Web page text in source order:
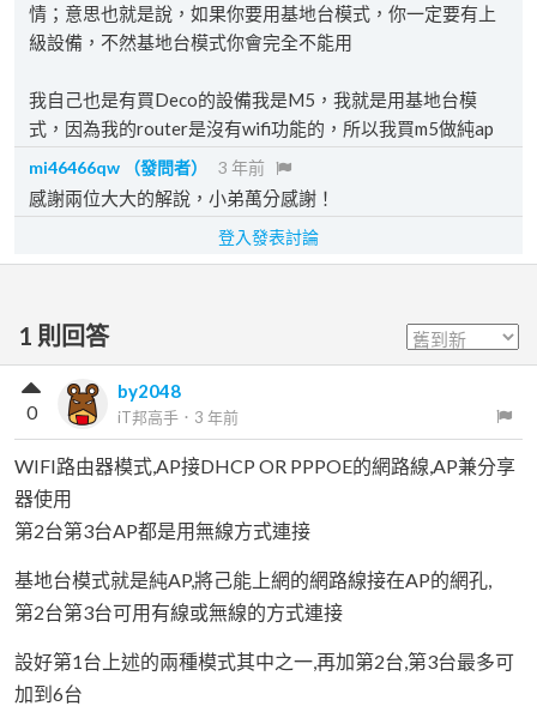
情；意思也就是說，如果你要用基地台模式，你一定要有上
級設備，不然基地台模式你會完全不能用
我自己也是有買Deco的設備我是M5，我就是用基地台模
式，因為我的router是沒有wifi功能的，所以我買m5做純ap
mi46466qw （發問者） 3 年前
感謝兩位大大的解說，小弟萬分感謝！
登入發表討論
1 則回答
by2048
iT邦高手 ． 3 年前
0
WIFI路由器模式,AP接DHCP OR PPPOE的網路線,AP兼分享
器使用
第2台第3台AP都是用無線方式連接
基地台模式就是純AP,將己能上網的網路線接在AP的網孔,
第2台第3台可用有線或無線的方式連接
設好第1台上述的兩種模式其中之一,再加第2台,第3台最多可
加到6台